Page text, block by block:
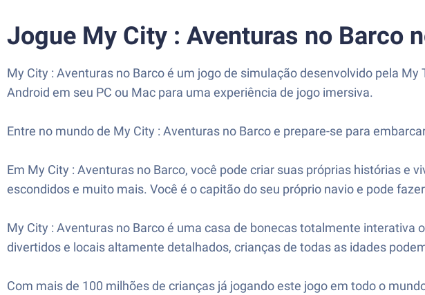
Jogue My City : Aventuras no Barco
My City : Aventuras no Barco é um jogo de simulação desenvolvido pela
Android em seu PC ou Mac para uma experiência de jogo imersiva.
Entre no mundo de My City : Aventuras no Barco e prepare-se para
Em My City : Aventuras no Barco, você pode criar suas próprias histórias
escondidos e muito mais. Você é o capitão do seu próprio navio e pode
My City : Aventuras no Barco é uma casa de bonecas totalmente
divertidos e locais altamente detalhados, crianças de todas as idades
Com mais de 100 milhões de crianças já jogando este jogo em todo o